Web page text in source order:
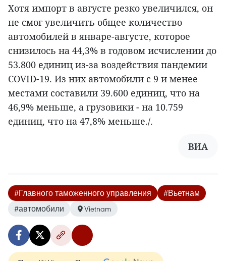
Хотя импорт в августе резко увеличился, он
не смог увеличить общее количество
автомобилей в январе-августе, которое
снизилось на 44,3% в годовом исчислении до
53.800 единиц из-за воздействия пандемии
COVID-19. Из них автомобили с 9 и менее
местами составили 39.600 единиц, что на
46,9% меньше, а грузовики - на 10.759
единиц, что на 47,8% меньше./.
ВИА
#Главного таможенного управления
#Вьетнам
#автомобили
Vietnam